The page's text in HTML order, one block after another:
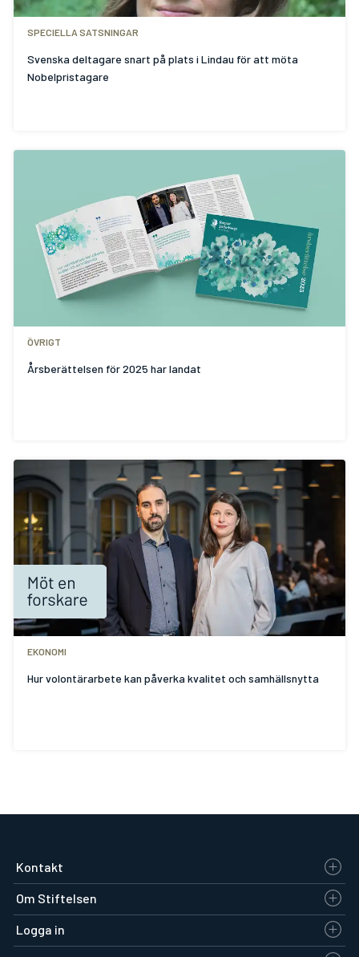
SPECIELLA SATSNINGAR
Svenska deltagare snart på plats i Lindau för att möta
Nobelpristagare
ÖVRIGT
Årsberättelsen för 2025 har landat
EKONOMI
Hur volontärarbete kan påverka kvalitet och samhällsnytta
Kontakt
Om Stiftelsen
Logga in